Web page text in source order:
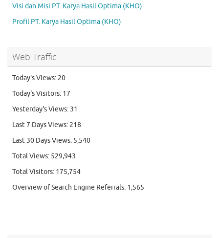
Visi dan Misi PT. Karya Hasil Optima (KHO)
Profil PT. Karya Hasil Optima (KHO)
Web Traffic
Today's Views: 20
Today's Visitors: 17
Yesterday's Views: 31
Last 7 Days Views: 218
Last 30 Days Views: 5,540
Total Views: 529,943
Total Visitors: 175,754
Overview of Search Engine Referrals: 1,565